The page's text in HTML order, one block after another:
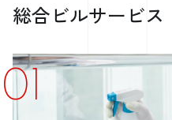
総合ビルサービス